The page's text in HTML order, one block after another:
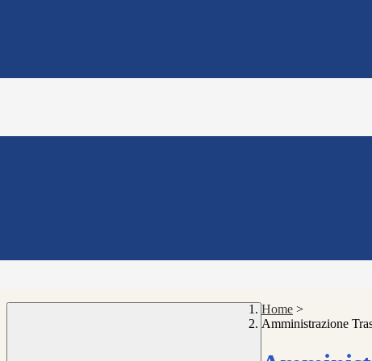
Home >
Amministrazione